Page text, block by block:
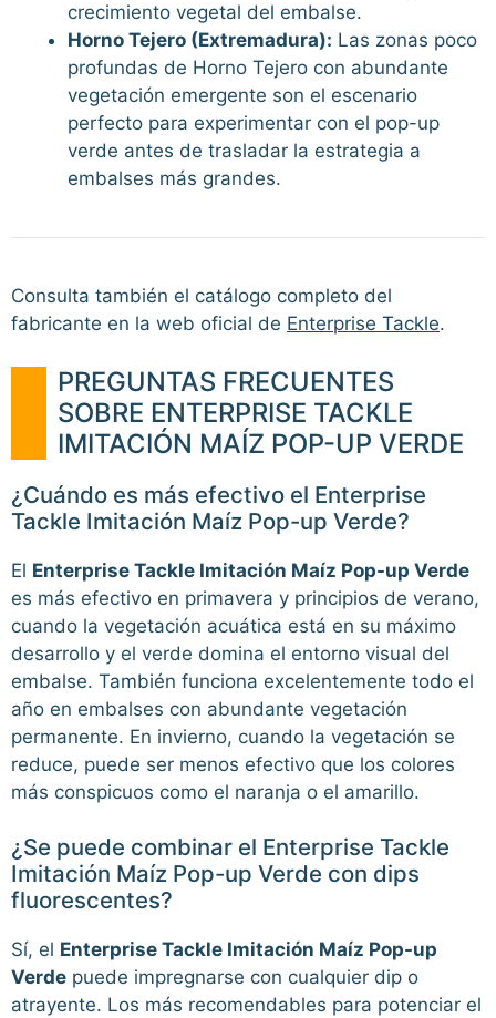
crecimiento vegetal del embalse.
Horno Tejero (Extremadura): Las zonas poco
profundas de Horno Tejero con abundante
vegetación emergente son el escenario
perfecto para experimentar con el pop-up
verde antes de trasladar la estrategia a
embalses más grandes.
Consulta también el catálogo completo del
fabricante en la web oficial de Enterprise Tackle.
PREGUNTAS FRECUENTES
SOBRE ENTERPRISE TACKLE
IMITACIÓN MAÍZ POP-UP VERDE
¿Cuándo es más efectivo el Enterprise
Tackle Imitación Maíz Pop-up Verde?
El Enterprise Tackle Imitación Maíz Pop-up Verde
es más efectivo en primavera y principios de verano,
cuando la vegetación acuática está en su máximo
desarrollo y el verde domina el entorno visual del
embalse. También funciona excelentemente todo el
año en embalses con abundante vegetación
permanente. En invierno, cuando la vegetación se
reduce, puede ser menos efectivo que los colores
más conspicuos como el naranja o el amarillo.
¿Se puede combinar el Enterprise Tackle
Imitación Maíz Pop-up Verde con dips
fluorescentes?
Sí, el Enterprise Tackle Imitación Maíz Pop-up
Verde puede impregnarse con cualquier dip o
atrayente. Los más recomendables para potenciar el